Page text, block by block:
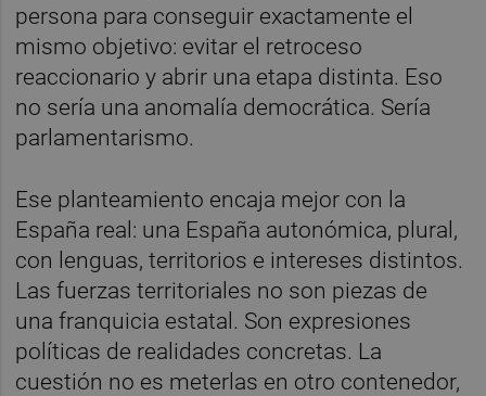
persona para conseguir exactamente el
mismo objetivo: evitar el retroceso
reaccionario y abrir una etapa distinta. Eso
no sería una anomalía democrática. Sería
parlamentarismo.
Ese planteamiento encaja mejor con la
España real: una España autonómica, plural,
con lenguas, territorios e intereses distintos.
Las fuerzas territoriales no son piezas de
una franquicia estatal. Son expresiones
políticas de realidades concretas. La
cuestión no es meterlas en otro contenedor,